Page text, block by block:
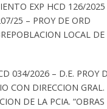
EXP HCD 126/2025
25 – PROY DE ORD
LOCAL DE
034/2026 – D.E. PROY
CON DIRECCION
DE LA PCIA.